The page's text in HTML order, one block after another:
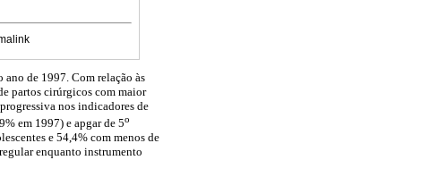
de 1997. Com relação às
partos cirúrgicos com maior
nos indicadores de
em 1997) e apgar de 5o
e 54,4% com menos de
enquanto instrumento